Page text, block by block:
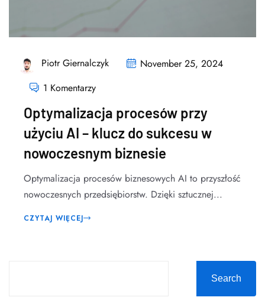
Piotr Giernalczyk
November 25, 2024
1 Komentarzy
Optymalizacja procesów przy
użyciu AI – klucz do sukcesu w
nowoczesnym biznesie
Optymalizacja procesów biznesowych AI to przyszłość
nowoczesnych przedsiębiorstw. Dzięki sztucznej...
CZYTAJ WIĘCEJ
Search